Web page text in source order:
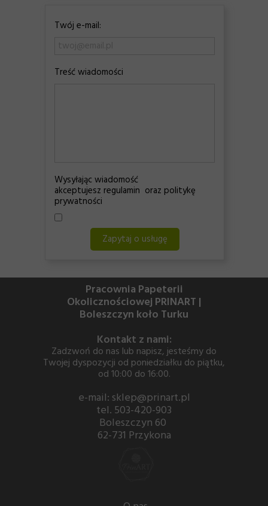
Twój e-mail:
Treść wiadomości
Wysyłając wiadomość
akceptujesz regulamin oraz politykę
prywatności
Zapytaj o usługę
Pracownia Papeterii
Okolicznościowej PRINART |
Boleszczyn koło Turku
Kontakt z nami:
Zadzwoń do nas lub napisz, jesteśmy do
Twojej dyspozycji od poniedziałku do piątku,
od 10:00 do 16:00.
e-mail: sklep@prinart.pl
tel. 503-420-903
Boleszczyn 60
62-731 Przykona